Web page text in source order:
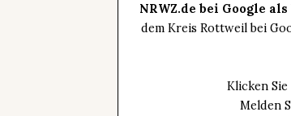
NRWZ.de bei Google
dem Kreis Rottweil bei
Klicken
Melden